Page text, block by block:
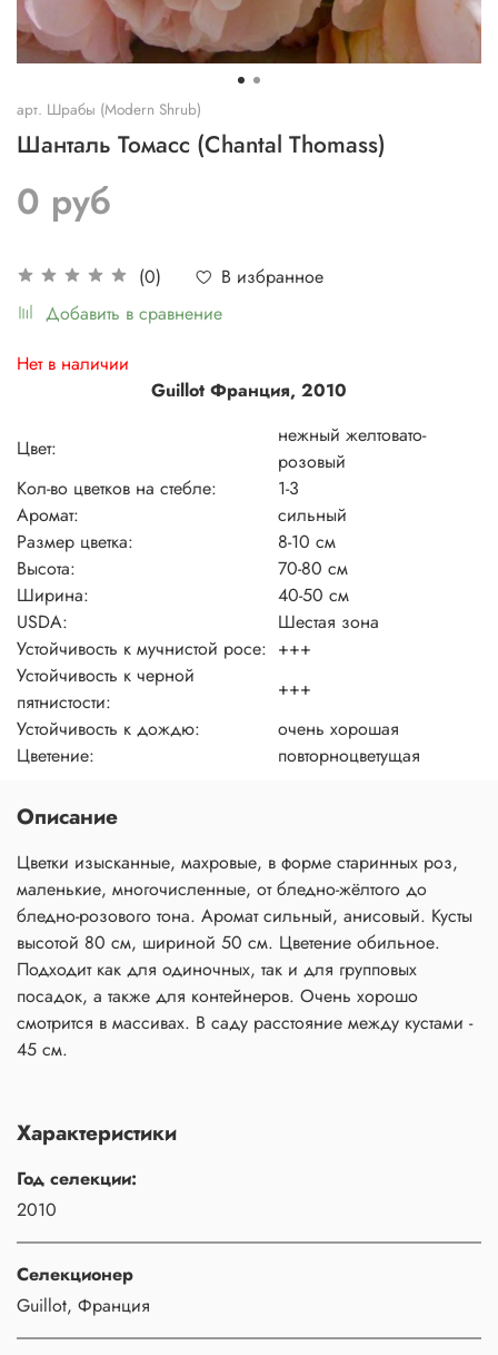
арт. Шрабы (Modern Shrub)
Шанталь Томасс (Chantal Thomass)
(0)
В избранное
Добавить в сравнение
Нет в наличии
0 руб
Guillot Франция, 2010
Цвет:
нежный желтовато-
розовый
Кол-во цветков на стебле:
1-3
Аромат:
сильный
Размер цветка:
8-10 см
Высота:
70-80 см
Ширина:
40-50 см
USDA:
Шестая зона
Устойчивость к мучнистой росе: +++
Устойчивость к черной
пятнистости:
+++
Устойчивость к дождю:
очень хорошая
Цветение:
повторноцветущая
Описание
Цветки изысканные, махровые, в форме старинных роз,
маленькие, многочисленные, от бледно-жёлтого до
бледно-розового тона. Аромат сильный, анисовый. Кусты
высотой 80 см, шириной 50 см. Цветение обильное.
Подходит как для одиночных, так и для групповых
посадок, а также для контейнеров. Очень хорошо
смотрится в массивах. В саду расстояние между кустами -
45 см.
Характеристики
Год селекции:
2010
Селекционер
Guillot, Франция